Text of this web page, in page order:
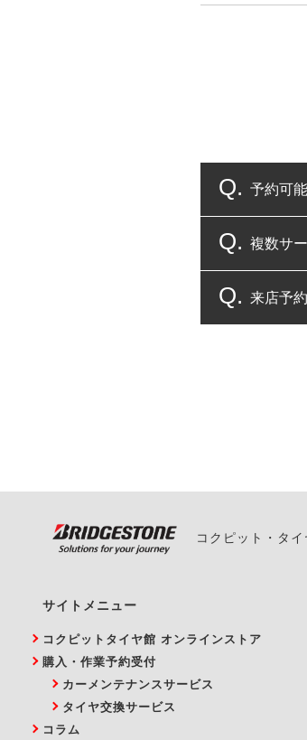
予約可
コクピ
複数サ
複数サ
来店予
また、
コクピット・タ
サイトメニュー
コクピットタイヤ館 オンラインストア
購入・作業予約受付
カーメンテナンスサービス
タイヤ交換サービス
コラム